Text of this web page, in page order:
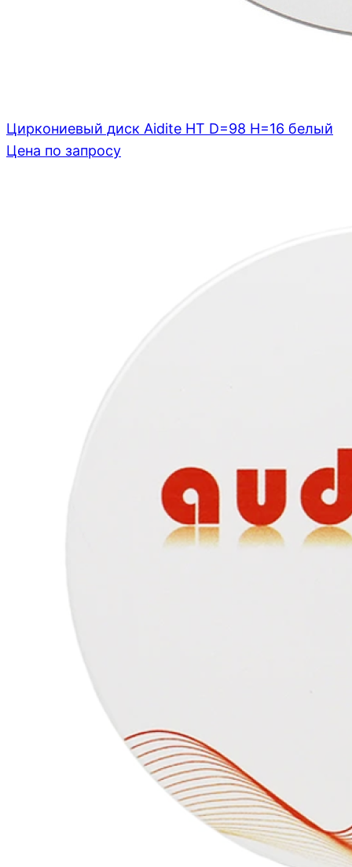
Циркониевый диск Aidite HT D=98 H=16 белый
Цена по запросу